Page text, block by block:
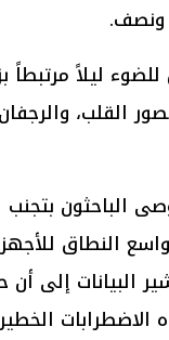
ونصف.
ليلاً مرتبطاً
القلب،
الباحثون
النطاق
البيانات
الاضطرابات